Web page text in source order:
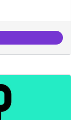
avaluació